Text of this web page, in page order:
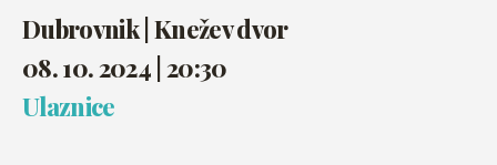
Dubrovnik | Knežev dvor
08. 10. 2024 | 20:30
Ulaznice